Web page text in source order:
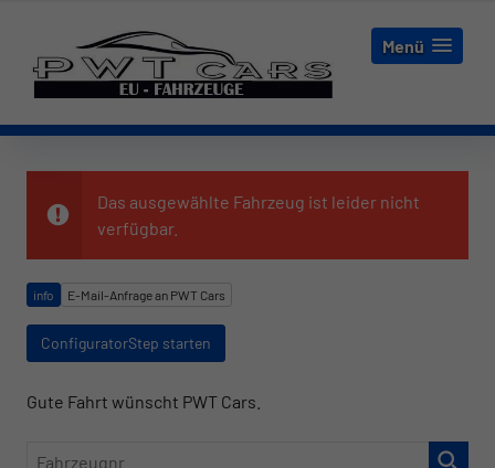
Menü
Das ausgewählte Fahrzeug ist leider nicht
verfügbar.
info E-Mail-Anfrage an PWT Cars
ConfiguratorStep starten
Gute Fahrt wünscht PWT Cars.
Fahrzeugnr.